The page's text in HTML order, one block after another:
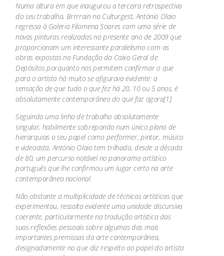
Numa altura em que inaugurou a terceira retrospectiva
do seu trabalho, Brrrrain na Culturgest, António Olaio
regressa à Galeria Filomena Soares com uma série de
novas pinturas realizadas no presente ano de 2009 que
proporcionam um interessante paralelismo com as
obras expostas na Fundação da Caixa Geral de
Depósitos porquanto nos permitem confirmar o que
para o artista há muito se afigurava evidente: a
sensação de que tudo o que fez há 20, 10 ou 5 anos, é
absolutamente contemporâneo do que faz agora[1].
Seguindo uma linha de trabalho absolutamente
singular, habilmente sobrepondo num único plano de
hierarquias o seu papel como performer, pintor, músico
e videoasta, António Olaio tem trilhado, desde a década
de 80, um percurso notável no panorama artístico
português que lhe confirmou um lugar certo na arte
contemporânea nacional.
Não obstante a multiplicidade de técnicas artísticas que
experimentou, ressalta evidente uma unidade discursiva
coerente, particularmente na tradução artística das
suas reflexões pessoais sobre algumas das mais
importantes premissas da arte contemporânea,
designadamente no que diz respeito ao papel do artista